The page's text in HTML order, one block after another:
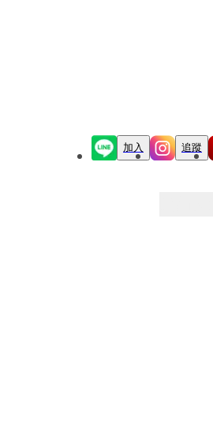
加入 追蹤